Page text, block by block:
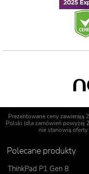
Prezentowane ceny zawierają
Polski (dla zamówień powyżej
nie stanowią
Polecane produkty
ThinkPad P1 Gen 8